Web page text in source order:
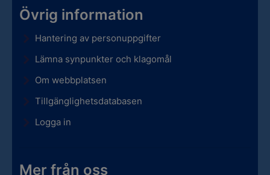
Övrig information
Hantering av personuppgifter
Lämna synpunkter och klagomål
Om webbplatsen
Tillgänglighetsdatabasen
Logga in
Mer från oss